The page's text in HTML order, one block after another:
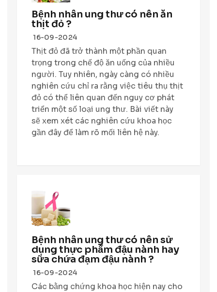
Bệnh nhân ung thư có nên ăn
thịt đỏ ?
16-09-2024
Thịt đỏ đã trở thành một phần quan
trọng trong chế độ ăn uống của nhiều
người. Tuy nhiên, ngày càng có nhiều
nghiên cứu chỉ ra rằng việc tiêu thụ thịt
đỏ có thể liên quan đến nguy cơ phát
triển một số loại ung thư. Bài viết này
sẽ xem xét các nghiên cứu khoa học
gần đây để làm rõ mối liên hệ này.
Bệnh nhân ung thư có nên sử
dụng thực phẩm đậu nành hay
sữa chứa đạm đậu nành ?
16-09-2024
Các bằng chứng khoa học hiện nay cho